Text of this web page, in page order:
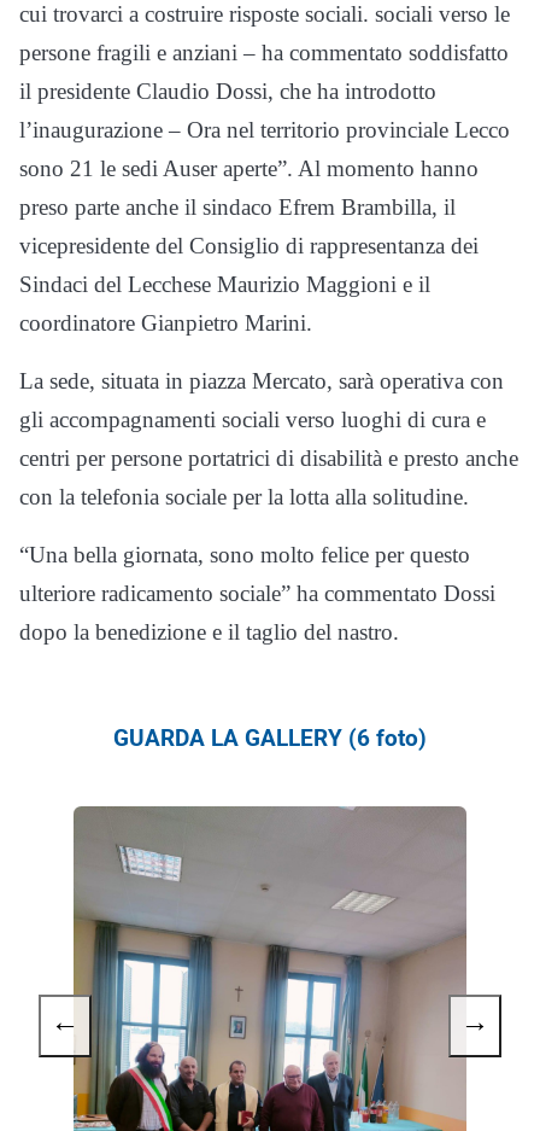
cui trovarci a costruire risposte sociali. sociali verso le
persone fragili e anziani – ha commentato soddisfatto
il presidente Claudio Dossi, che ha introdotto
l’inaugurazione – Ora nel territorio provinciale Lecco
sono 21 le sedi Auser aperte”. Al momento hanno
preso parte anche il sindaco Efrem Brambilla, il
vicepresidente del Consiglio di rappresentanza dei
Sindaci del Lecchese Maurizio Maggioni e il
coordinatore Gianpietro Marini.
La sede, situata in piazza Mercato, sarà operativa con
gli accompagnamenti sociali verso luoghi di cura e
centri per persone portatrici di disabilità e presto anche
con la telefonia sociale per la lotta alla solitudine.
“Una bella giornata, sono molto felice per questo
ulteriore radicamento sociale” ha commentato Dossi
dopo la benedizione e il taglio del nastro.
GUARDA LA GALLERY (6 foto)
← →